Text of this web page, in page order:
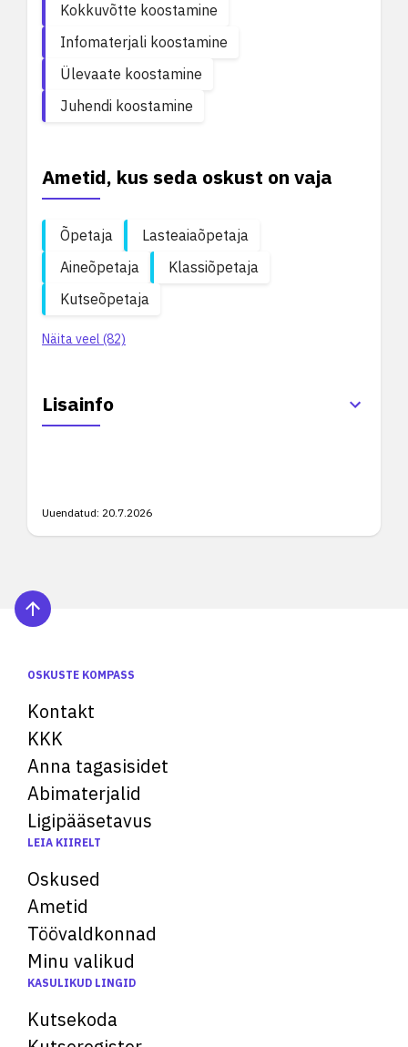
Kokkuvõtte koostamine
Infomaterjali koostamine
Ülevaate koostamine
Juhendi koostamine
Ametid, kus seda oskust on vaja
Õpetaja
Lasteaiaõpetaja
Aineõpetaja
Klassiõpetaja
Kutseõpetaja
Näita veel (82)
Lisainfo
Uuendatud: 20.7.2026
OSKUSTE KOMPASS
Kontakt
KKK
Anna tagasisidet
Abimaterjalid
Ligipääsetavus
LEIA KIIRELT
Oskused
Ametid
Töövaldkonnad
Minu valikud
KASULIKUD LINGID
Kutsekoda